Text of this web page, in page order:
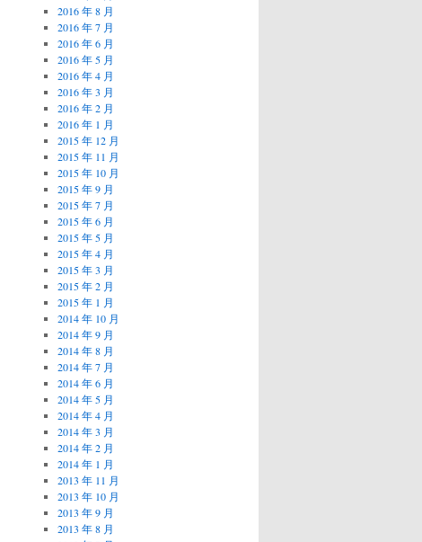
2016 年 8 月
2016 年 7 月
2016 年 6 月
2016 年 5 月
2016 年 4 月
2016 年 3 月
2016 年 2 月
2016 年 1 月
2015 年 12 月
2015 年 11 月
2015 年 10 月
2015 年 9 月
2015 年 7 月
2015 年 6 月
2015 年 5 月
2015 年 4 月
2015 年 3 月
2015 年 2 月
2015 年 1 月
2014 年 10 月
2014 年 9 月
2014 年 8 月
2014 年 7 月
2014 年 6 月
2014 年 5 月
2014 年 4 月
2014 年 3 月
2014 年 2 月
2014 年 1 月
2013 年 11 月
2013 年 10 月
2013 年 9 月
2013 年 8 月